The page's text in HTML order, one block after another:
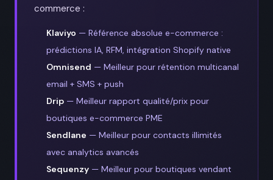
commerce :
Klaviyo — Référence absolue e-commerce :
prédictions IA, RFM, intégration Shopify native
Omnisend — Meilleur pour rétention multicanal
email + SMS + push
Drip — Meilleur rapport qualité/prix pour
boutiques e-commerce PME
Sendlane — Meilleur pour contacts illimités
avec analytics avancés
Sequenzy — Meilleur pour boutiques vendant